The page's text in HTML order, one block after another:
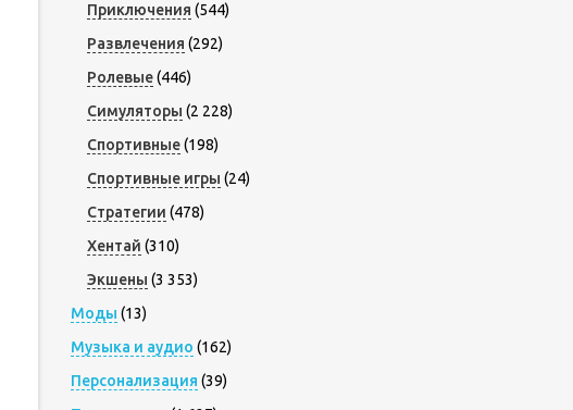
Приключения (544)
Развлечения (292)
Ролевые(446)
Симуляторы (2 228)
Спортивные(198)
Спортивные игры (24)
Стратегии (478)
Хентай (310)
Экшены (3 353)
Моды (13)
Музыка и аудио (162)
Персонализация (39)